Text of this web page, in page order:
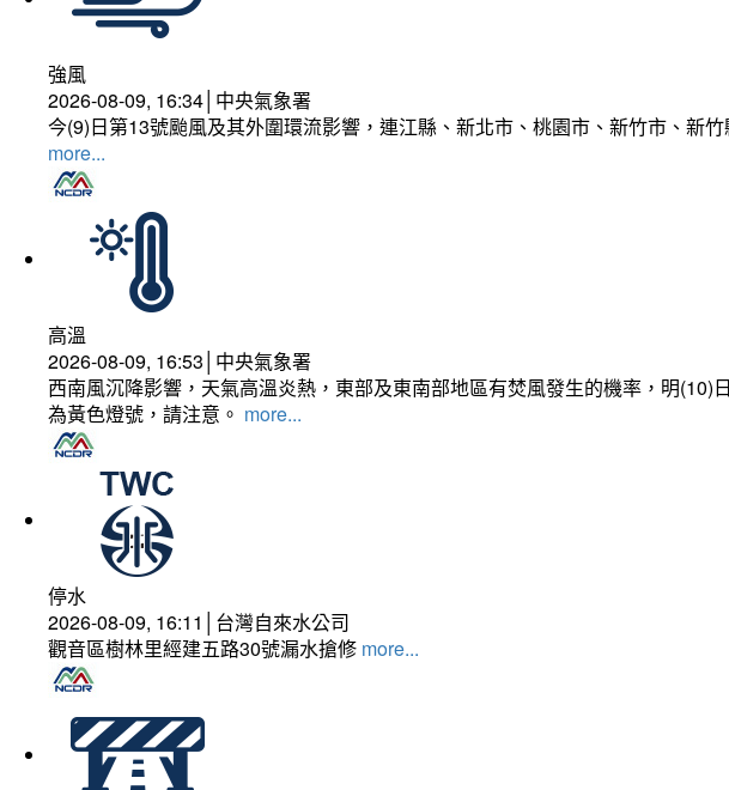
強風
2026-08-09, 16:34│中央氣象署
今(9)日第13號颱風及其外圍環流影響，連江縣、新北市、桃園市、新竹市、新
more...
高溫
2026-08-09, 16:53│中央氣象署
西南風沉降影響，天氣高溫炎熱，東部及東南部地區有焚風發生的機率，明
為黃色燈號，請注意。 more...
停水
2026-08-09, 16:11│台灣自來水公司
觀音區樹林里經建五路30號漏水搶修 more...